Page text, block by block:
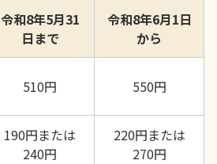
令和8年5月31
日まで
令和8年6月1日
から
510円 550円
190円または
240円
220円または
270円